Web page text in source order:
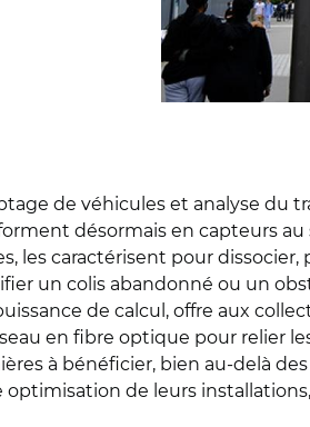
de véhicules et analyse du
désormais en capteurs
les caractérisent pour
un colis abandonné ou un
de calcul, offre aux
en fibre optique pour relier
à bénéficier, bien au-delà
optimisation de leurs